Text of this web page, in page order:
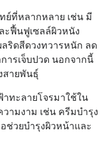
ที่หลากหลาย เช่น มี
ะฟื้นฟูเซลล์ผิวหนัง
ริดสีดวงทวารหนัก ลด
ารเจ็บปวด นอกจากนี้
สายพันธุ์
ทะลายโจรมาใช้ใน
ามงาม เช่น ครีมบำรุง
ช่วยบำรุงผิวหน้าและ